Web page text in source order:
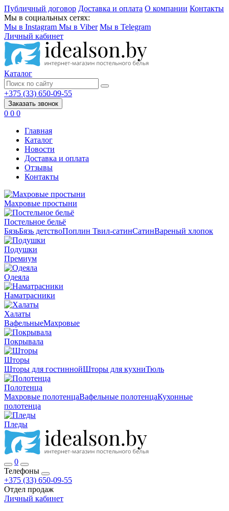
Публичный договор Доставка и оплата О компании Контакты
Мы в социальных сетях:
Мы в Instagram Мы в Viber Мы в Telegram
Личный кабинет
Каталог
+375 (33) 650-09-55
Заказать звонок
0 0 0
Главная
Каталог
Новости
Доставка и оплата
Отзывы
Контакты
Махровые простыни
Постельное бельё
БязьБязь детствоПоплин Твил-сатинСатинВареный хлопок
Подушки
Премиум
Одеяла
Наматрасники
Халаты
ВафельныеМахровые
Покрывала
Шторы
Шторы для гостиннойШторы для кухниТюль
Полотенца
Махровые полотенцаВафельные полотенцаКухонные
полотенца
Пледы
0
Телефоны
+375 (33) 650-09-55
Отдел продаж
Личный кабинет